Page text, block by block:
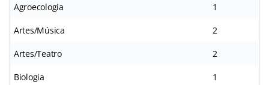
Agroecologia 1
Artes/Música 2
Artes/Teatro 2
Biologia 1